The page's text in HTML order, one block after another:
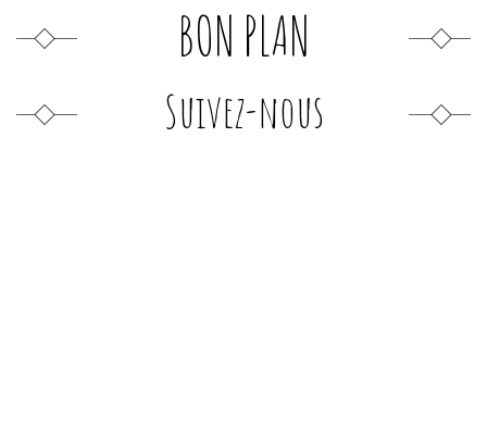
BON PLAN
Suivez-nous